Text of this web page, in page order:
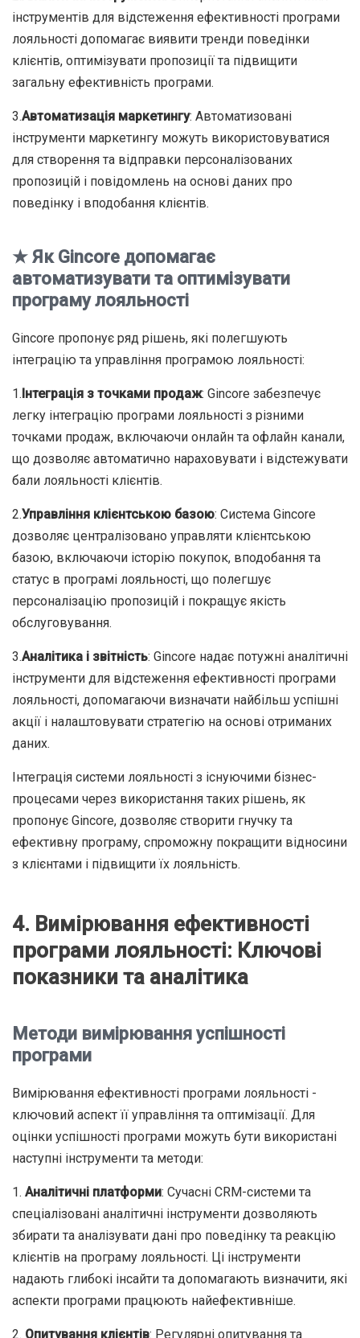
інструментів для відстеження ефективності програми
лояльності допомагає виявити тренди поведінки
клієнтів, оптимізувати пропозиції та підвищити
загальну ефективність програми.
3.Автоматизація маркетингу: Автоматизовані
інструменти маркетингу можуть використовуватися
для створення та відправки персоналізованих
пропозицій і повідомлень на основі даних про
поведінку і вподобання клієнтів.
★ Як Gincore допомагає
автоматизувати та оптимізувати
програму лояльності
Gincore пропонує ряд рішень, які полегшують
інтеграцію та управління програмою лояльності:
1. Інтеграція з точками продаж: Gincore забезпечує
легку інтеграцію програми лояльності з різними
точками продаж, включаючи онлайн та офлайн канали,
що дозволяє автоматично нараховувати і відстежувати
бали лояльності клієнтів.
2.Управління клієнтською базою: Система Gincore
дозволяє централізовано управляти клієнтською
базою, включаючи історію покупок, вподобання та
статус в програмі лояльності, що полегшує
персоналізацію пропозицій і покращує якість
обслуговування.
3.Аналітика і звітність: Gincore надає потужні аналітичні
інструменти для відстеження ефективності програми
лояльності, допомагаючи визначати найбільш успішні
акції і налаштовувати стратегію на основі отриманих
даних.
Інтеграція системи лояльності з існуючими бізнес-
процесами через використання таких рішень, як
пропонує Gincore, дозволяє створити гнучку та
ефективну програму, спроможну покращити відносини
з клієнтами і підвищити їх лояльність.
4. Вимірювання ефективності
програми лояльності: Ключові
показники та аналітика
Методи вимірювання успішності
програми
Вимірювання ефективності програми лояльності -
ключовий аспект її управління та оптимізації. Для
оцінки успішності програми можуть бути використані
наступні інструменти та методи:
1. Аналітичні платформи: Сучасні CRM-системи та
спеціалізовані аналітичні інструменти дозволяють
збирати та аналізувати дані про поведінку та реакцію
клієнтів на програму лояльності. Ці інструменти
надають глибокі інсайти та допомагають визначити, які
аспекти програми працюють найефективніше.
2. Опитування клієнтів: Регулярні опитування та